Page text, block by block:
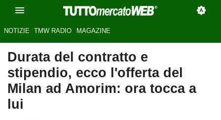
NOTIZIE TMW RADIO MAGAZINE
Durata del contratto e
stipendio, ecco l'offerta del
Milan ad Amorim: ora tocca a
lui